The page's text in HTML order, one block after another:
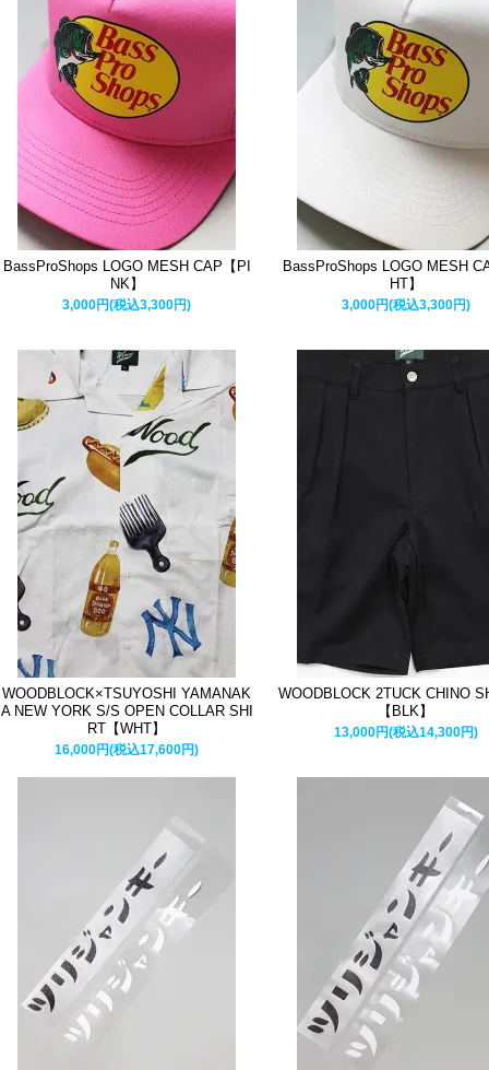
BassProShops LOGO MESH CAP【PI
NK】
3,000円(税込3,300円)
BassProShops LOGO MESH
HT】
3,000円(税込3,300円)
WOODBLOCK×TSUYOSHI YAMANAK
A NEW YORK S/S OPEN COLLAR SHI
RT【WHT】
16,000円(税込17,600円)
WOODBLOCK 2TUCK CHINO
【BLK】
13,000円(税込14,300円)